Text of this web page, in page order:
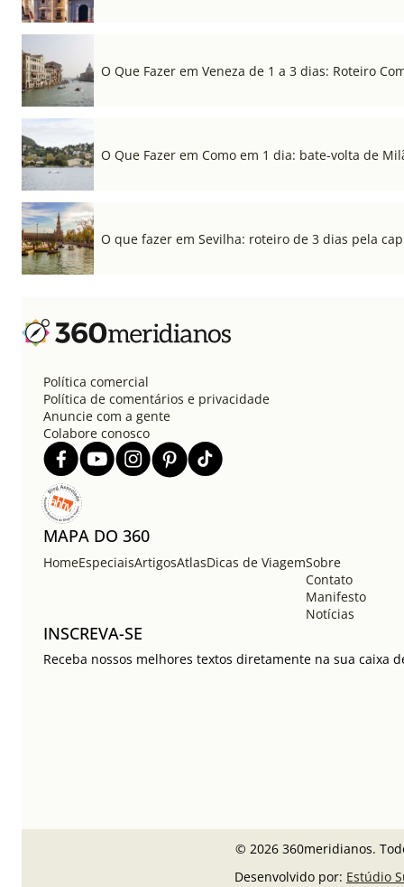
O Que Fazer em Veneza de 1 a 3 dias: Roteiro
O Que Fazer em Como em 1 dia: bate-volta de
O que fazer em Sevilha: roteiro de 3 dias pela
Política comercial
Política de comentários e privacidade
Anuncie com a gente
Colabore conosco
MAPA DO 360
HomeEspeciaisArtigosAtlasDicas de ViagemSobre
Contato
Manifesto
Notícias
INSCREVA-SE
Receba nossos melhores textos diretamente na sua caixa
© 2026 360meridianos.
Desenvolvido por: Estúdio